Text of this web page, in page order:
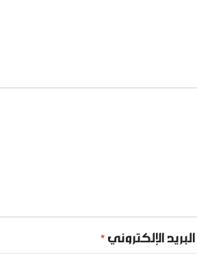
البريد الإلكتروني *